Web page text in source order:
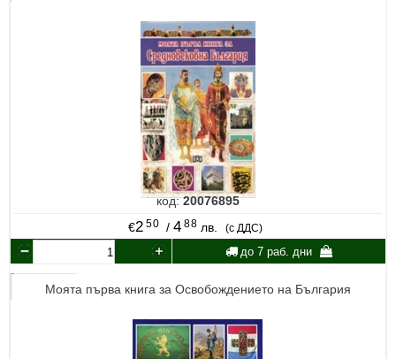
код:20076895
€2 50 /4 88 лв. (с ДДС)
до 7 раб. дни
Моята първа книга за Освобождението на България